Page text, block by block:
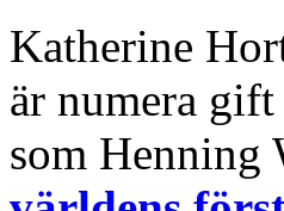
Katherine
är numera gift
som Henning